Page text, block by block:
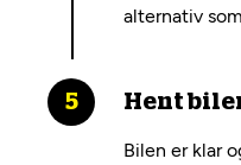
alternativ
Hent
Bilen er klar